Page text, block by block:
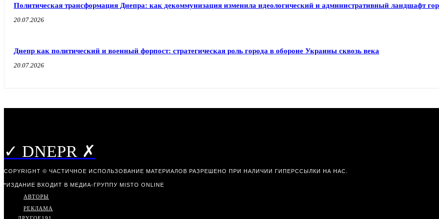
Политическая трансформация Днепра: как декоммунизация изменила идеологический и административный ландшафт
20.07.2026
Днепр как политический и военный форпост: стратегическая роль города в обороне Украины сквозь века
20.07.2026
✓ DNEPR ✗
COPYRIGHT © ЧАСТИЧНОЕ ИСПОЛЬЗОВАНИЕ МАТЕРИАЛОВ РАЗРЕШЕНО ПРИ НАЛИЧИИ ГИПЕРССЫЛКИ НА НАС.
*ИЗДАНИЕ ВХОДИТ В МЕДИА-ГРУППУ MISTO ONLINE
АВТОРЫ
РЕКЛАМА